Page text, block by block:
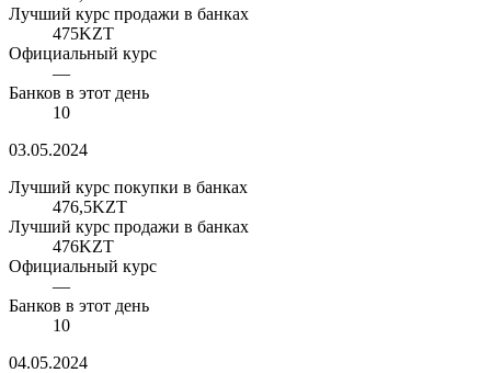
Лучший курс продажи в банках
475KZT
Официальный курс
—
Банков в этот день
10
03.05.2024
Лучший курс покупки в банках
476,5KZT
Лучший курс продажи в банках
476KZT
Официальный курс
—
Банков в этот день
10
04.05.2024